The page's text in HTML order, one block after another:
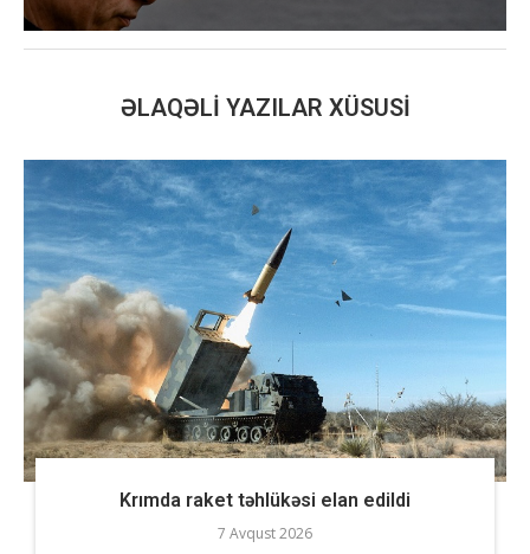
ƏLAQƏLI YAZILAR XÜSUSI
Krımda raket təhlükəsi elan edildi
7 Avqust 2026